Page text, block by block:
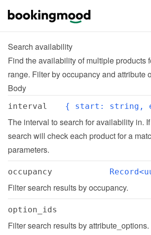
Search availability
Find the availability of multiple products
range. Filter by occupancy and attribute
Body
interval { start: string,
The interval to search for availability in.
search will check each product for a
parameters.
occupancy
Filter search results by occupancy.
option_ids
Filter search results by attribute_options.